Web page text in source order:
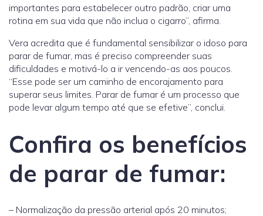
importantes para estabelecer outro padrão, criar uma
rotina em sua vida que não inclua o cigarro”, afirma.
Vera acredita que é fundamental sensibilizar o idoso para
parar de fumar, mas é preciso compreender suas
dificuldades e motivá-lo a ir vencendo-as aos poucos.
“Esse pode ser um caminho de encorajamento para
superar seus limites. Parar de fumar é um processo que
pode levar algum tempo até que se efetive”, conclui.
Confira os benefícios
de parar de fumar:
– Normalização da pressão arterial após 20 minutos;